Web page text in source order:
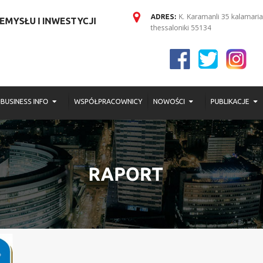
I INWESTYCJI ADRES: K. Karamanli 35 kalamaria
thessaloniki 55134
BUSINESS INFO WSPÓŁPRACOWNICY NOWOŚCI PUBLIKACJE
RAPORT